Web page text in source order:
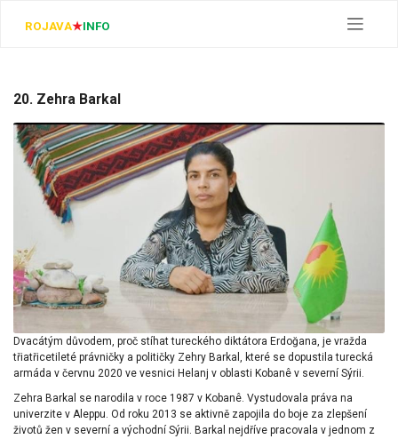
ROJAVA★INFO
20. Zehra Barkal
Dvacátým důvodem, proč stíhat tureckého diktátora Erdoğana, je vražda
třiatřicetileté právničky a političky Zehry Barkal, které se dopustila turecká
armáda v červnu 2020 ve vesnici Helanj v oblasti Kobanê v severní Sýrii.
Zehra Barkal se narodila v roce 1987 v Kobanê. Vystudovala práva na
univerzite v Aleppu. Od roku 2013 se aktivně zapojila do boje za zlepšení
životů žen v severní a východní Sýrii. Barkal nejdříve pracovala v jednom z